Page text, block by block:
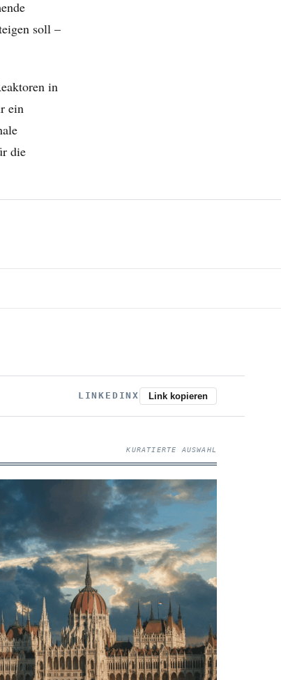
soll –
in
ein
die
LINKEDINX Link kopieren
KURATIERTE AUSWAHL